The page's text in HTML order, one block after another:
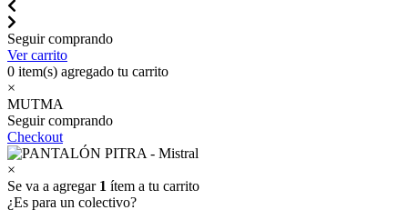
Seguir comprando
Ver carrito
0 item(s) agregado tu carrito
×
MUTMA
Seguir comprando
Checkout
×
Se va a agregar 1 ítem a tu carrito
¿Es para un colectivo?